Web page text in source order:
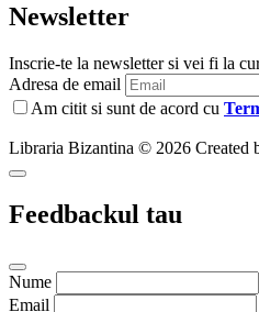
Newsletter
Inscrie-te la newsletter si vei fi la
Adresa de email
Am citit si sunt de acord cu
Libraria Bizantina © 2026 Created
Feedbackul tau
Nume
Email